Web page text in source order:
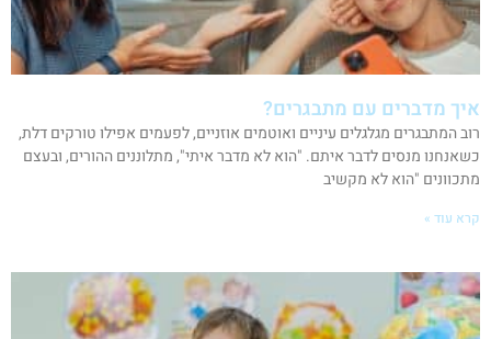
איך מדברים עם מתבגרים?
רוב המתבגרים מגלגלים עיניים ואוטמים אוזניים, לפעמים אפילו טורקים דלת,
כשאנחנו מנסים לדבר איתם. "הוא לא מדבר איתי", מתלוננים ההורים, ובעצם
מתכוונים "הוא לא מקשיב
קרא עוד »